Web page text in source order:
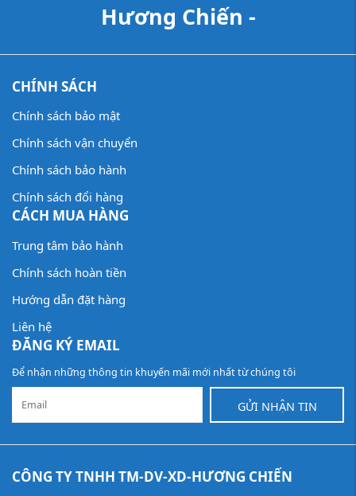
Hương Chiến -
CHÍNH SÁCH
Chính sách bảo mật
Chính sách vận chuyển
Chính sách bảo hành
Chính sách đổi hàng
CÁCH MUA HÀNG
Trung tâm bảo hành
Chính sách hoàn tiền
Hướng dẫn đặt hàng
Liên hệ
ĐĂNG KÝ EMAIL
Để nhận những thông tin khuyến mãi mới nhất từ chúng tôi
GỬI NHẬN TIN
CÔNG TY TNHH TM-DV-XD-HƯƠNG CHIẾN